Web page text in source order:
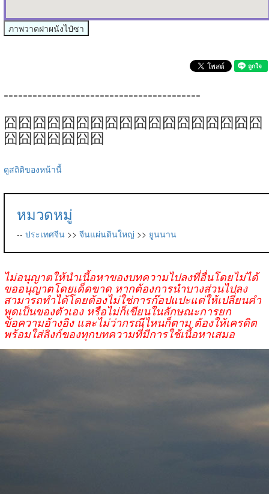
ภาพวาดฝาผนังไป๋ซา
-----------------------------------------
囧囧囧囧囧囧囧囧囧囧囧囧囧囧囧囧囧囧
囧囧囧囧囧囧囧
ดูสถิติของหน้านี้
หมวดหมู่
-- ประเทศจีน >> จีนแผ่นดินใหญ่ >> ยูนนาน
ไม่อนุญาตให้นำเนื้อหาของบทความไปลงที่อื่นโดยไม่ได้
ขออนุญาตโดยเด็ดขาด หากต้องการนำบางส่วนไปลง
สามารถทำได้โดยต้องไม่ใช่การก๊อปแปะแต่ให้เปลี่ยนคำ
พูดเป็นของตัวเอง หรือไม่ก็เขียนในลักษณะการยก
ข้อความอ้างอิง และไม่ว่ากรณีไหนก็ตาม ต้องให้เครดิต
พร้อมใส่ลิงก์ของทุกบทความที่มีการใช้เนื้อหาเสมอ